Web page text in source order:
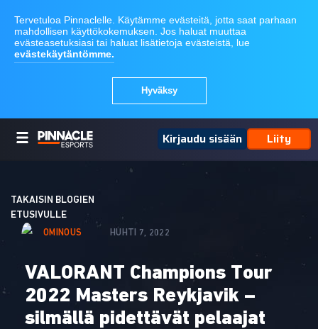
Kirjaudu sisään Liity
TAKAISIN BLOGIEN
ETUSIVULLE
OMINOUS HUHTI 7, 2022
VALORANT Champions Tour
2022 Masters Reykjavik –
silmällä pidettävät pelaajat